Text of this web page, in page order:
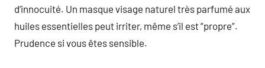
d’innocuité. Un masque visage naturel très parfumé aux
huiles essentielles peut irriter, même s’il est “propre”.
Prudence si vous êtes sensible.